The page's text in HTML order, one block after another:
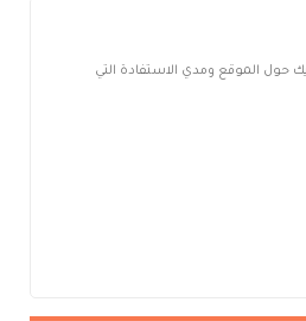
حول الموقع ومدي الاستفادة التي